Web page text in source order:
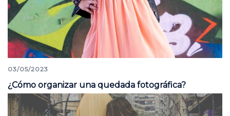
03/05/2023
¿Cómo organizar una quedada fotográfica?